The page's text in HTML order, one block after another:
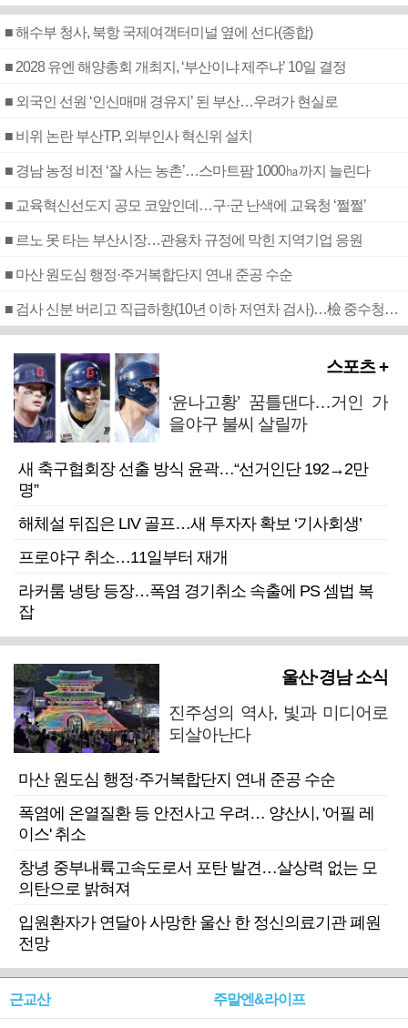
■ 해수부 청사, 북항 국제여객터미널 옆에 선다(종합)
■ 2028 유엔 해양총회 개최지, ‘부산이냐 제주냐’ 10일 결정
■ 외국인 선원 ‘인신매매 경유지’ 된 부산…우려가 현실로
■ 비위 논란 부산TP, 외부인사 혁신위 설치
■ 경남 농정 비전 ‘잘 사는 농촌’…스마트팜 1000㏊까지 늘린다
■ 교육혁신선도지 공모 코앞인데…구·군 난색에 교육청 ‘쩔쩔’
■ 르노 못 타는 부산시장…관용차 규정에 막힌 지역기업 응원
■ 마산 원도심 행정·주거복합단지 연내 준공 수순
■ 검사 신분 버리고 직급하향(10년 이하 저연차 검사)…檢 중수청행 기피
스포츠 +
‘윤나고황’ 꿈틀댄다…거인 가
을야구 불씨 살릴까
새 축구협회장 선출 방식 윤곽…“선거인단 192→2만
명”
해체설 뒤집은 LIV 골프…새 투자자 확보 ‘기사회생’
프로야구 취소…11일부터 재개
라커룸 냉탕 등장…폭염 경기취소 속출에 PS 셈법 복
잡
울산·경남 소식
진주성의 역사, 빛과 미디어로
되살아난다
마산 원도심 행정·주거복합단지 연내 준공 수순
폭염에 온열질환 등 안전사고 우려… 양산시, '어필 레
이스' 취소
창녕 중부내륙고속도로서 포탄 발견…살상력 없는 모
의탄으로 밝혀져
입원환자가 연달아 사망한 울산 한 정신의료기관 폐원
전망
근교산 주말엔&라이프